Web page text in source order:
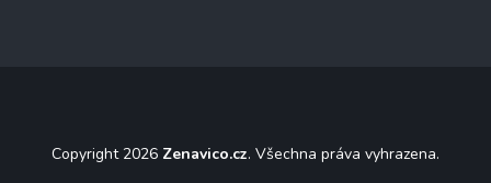
Copyright 2026 Zenavico.cz. Všechna práva vyhrazena.